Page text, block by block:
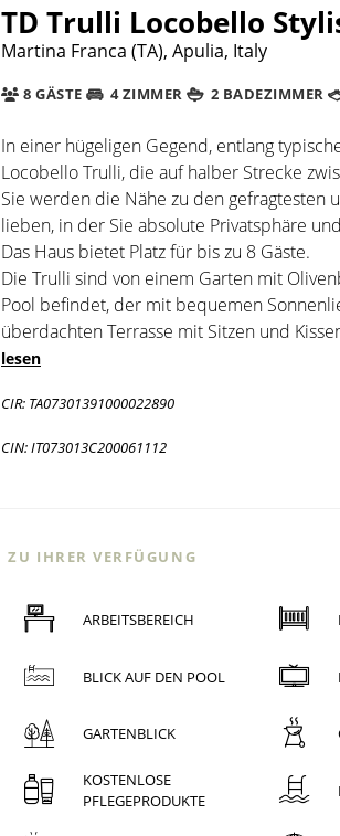
TD Trulli Locobello
Martina Franca (TA), Apulia, Italy
8 GÄSTE 4 ZIMMER 2 BADEZIMMER
In einer hügeligen Gegend, entlang
Locobello Trulli, die auf halber Strecke
Sie werden die Nähe zu den gefragtesten
lieben, in der Sie absolute Privatsphäre
Das Haus bietet Platz für bis zu 8 Gäste.
Die Trulli sind von einem Garten mit
Pool befindet, der mit bequemen
überdachten Terrasse mit Sitzen und
lesen
CIR: TA07301391000022890
CIN: IT073013C200061112
ZU IHRER VERFÜGUNG
ARBEITSBEREICH
BLICK AUF DEN POOL
GARTENBLICK
KOSTENLOSE
PFLEGEPRODUKTE